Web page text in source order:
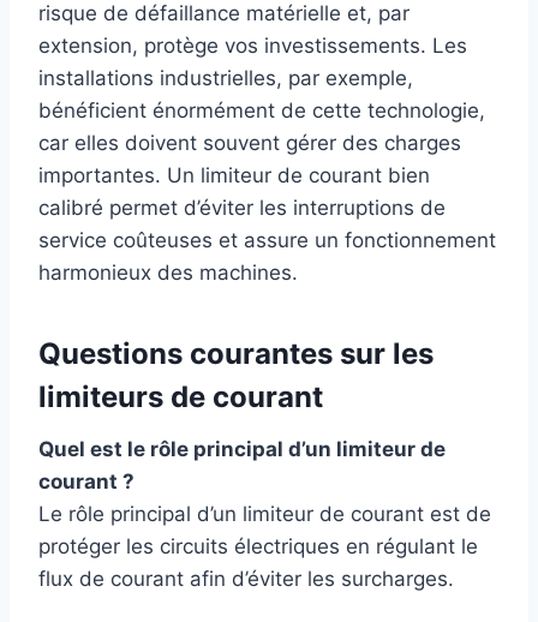
risque de défaillance matérielle et, par
extension, protège vos investissements. Les
installations industrielles, par exemple,
bénéficient énormément de cette technologie,
car elles doivent souvent gérer des charges
importantes. Un limiteur de courant bien
calibré permet d’éviter les interruptions de
service coûteuses et assure un fonctionnement
harmonieux des machines.
Questions courantes sur les
limiteurs de courant
Quel est le rôle principal d’un limiteur de
courant ?
Le rôle principal d’un limiteur de courant est de
protéger les circuits électriques en régulant le
flux de courant afin d’éviter les surcharges.